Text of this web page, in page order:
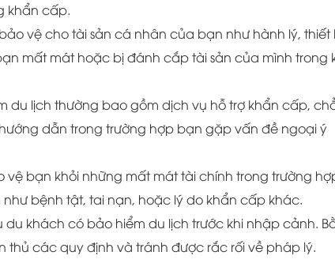
khẩn cấp.
vệ cho tài sản cá nhân của bạn như hành lý, thiết
mất mát hoặc bị đánh cắp tài sản của mình trong
du lịch thường bao gồm dịch vụ hỗ trợ khẩn cấp,
dẫn trong trường hợp bạn gặp vấn đề ngoại ý
vệ bạn khỏi những mất mát tài chính trong trường
bệnh tật, tai nạn, hoặc lý do khẩn cấp khác.
khách có bảo hiểm du lịch trước khi nhập cảnh.
các quy định và tránh được rắc rối về pháp lý.